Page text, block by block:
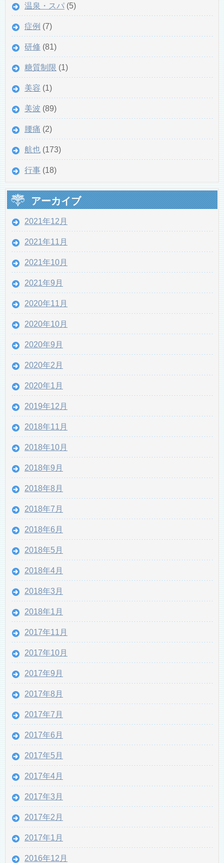
温泉・スパ (5)
症例 (7)
研修 (81)
糖質制限 (1)
美容 (1)
美波 (89)
腰痛 (2)
航也 (173)
行事 (18)
アーカイブ
2021年12月
2021年11月
2021年10月
2021年9月
2020年11月
2020年10月
2020年9月
2020年2月
2020年1月
2019年12月
2018年11月
2018年10月
2018年9月
2018年8月
2018年7月
2018年6月
2018年5月
2018年4月
2018年3月
2018年1月
2017年11月
2017年10月
2017年9月
2017年8月
2017年7月
2017年6月
2017年5月
2017年4月
2017年3月
2017年2月
2017年1月
2016年12月